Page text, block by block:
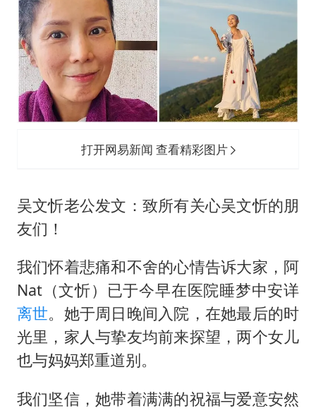
打开网易新闻 查看精彩图片
吴文忻老公发文：致所有关心吴文忻的朋
友们！
我们怀着悲痛和不舍的心情告诉大家，阿
Nat（文忻）已于今早在医院睡梦中安详
离世。她于周日晚间入院，在她最后的时
光里，家人与挚友均前来探望，两个女儿
也与妈妈郑重道别。
我们坚信，她带着满满的祝福与爱意安然